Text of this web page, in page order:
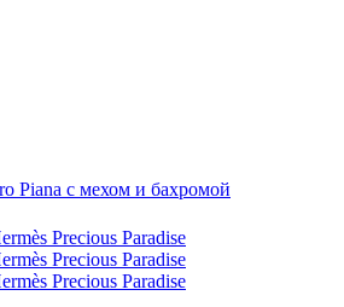
Piana с мехом и бахромой